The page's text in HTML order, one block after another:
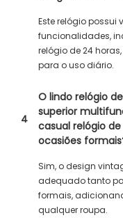
Este relógio possui
funcionalidades,
relógio de 24
para o uso diário.
4
O lindo relógio
superior
casual relógio
ocasiões
Sim, o design
adequado tanto
formais,
qualquer roupa.